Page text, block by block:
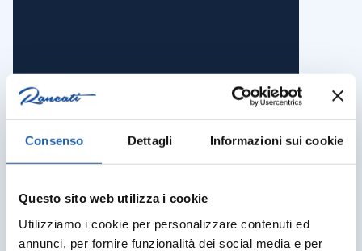
Consenso Dettagli Informazioni sui cookie
Questo sito web utilizza i cookie
Utilizziamo i cookie per personalizzare contenuti ed
annunci, per fornire funzionalità dei social media e per